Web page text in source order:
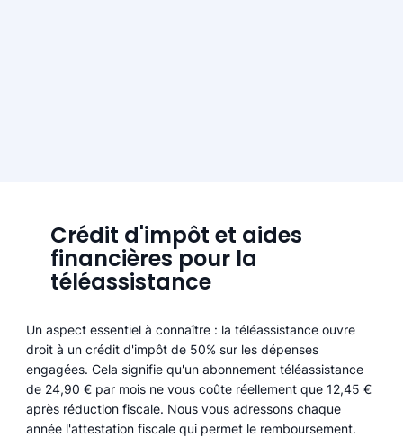
Crédit d'impôt et aides
financières pour la
téléassistance
Un aspect essentiel à connaître : la téléassistance ouvre
droit à un crédit d'impôt de 50% sur les dépenses
engagées. Cela signifie qu'un abonnement téléassistance
de 24,90 € par mois ne vous coûte réellement que 12,45 €
après réduction fiscale. Nous vous adressons chaque
année l'attestation fiscale qui permet le remboursement.